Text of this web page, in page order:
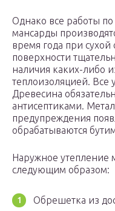
Однако все работы
мансарды
время года при сухой
поверхности
наличия каких-либо
теплоизоляцией. Все
Древесина
антисептиками.
предупреждения
обрабатываются
Наружное утепление
следующим образом:
Обрешетка из